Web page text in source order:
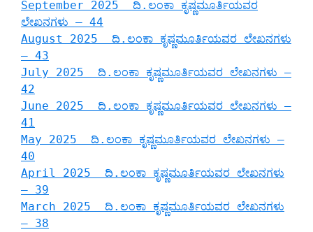
September 2025 ದಿ.ಲಂಕಾ ಕೃಷ್ಣಮೂರ್ತಿಯವರ
ಲೇಖನಗಳು – 44
August 2025 ದಿ.ಲಂಕಾ ಕೃಷ್ಣಮೂರ್ತಿಯವರ ಲೇಖನಗಳು
– 43
July 2025 ದಿ.ಲಂಕಾ ಕೃಷ್ಣಮೂರ್ತಿಯವರ ಲೇಖನಗಳು –
42
June 2025 ದಿ.ಲಂಕಾ ಕೃಷ್ಣಮೂರ್ತಿಯವರ ಲೇಖನಗಳು –
41
May 2025 ದಿ.ಲಂಕಾ ಕೃಷ್ಣಮೂರ್ತಿಯವರ ಲೇಖನಗಳು –
40
April 2025 ದಿ.ಲಂಕಾ ಕೃಷ್ಣಮೂರ್ತಿಯವರ ಲೇಖನಗಳು
– 39
March 2025 ದಿ.ಲಂಕಾ ಕೃಷ್ಣಮೂರ್ತಿಯವರ ಲೇಖನಗಳು
– 38